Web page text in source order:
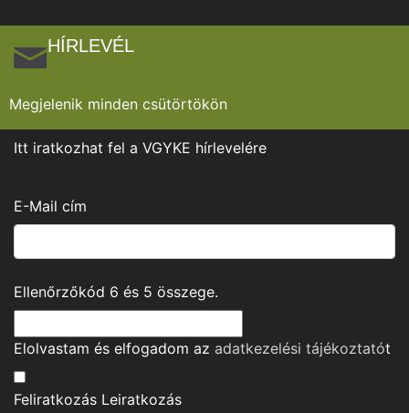
HÍRLEVÉL
Megjelenik minden csütörtökön
Itt iratkozhat fel a VGYKE hírlevelére
E-Mail cím
Ellenőrzőkód 6 és 5 összege.
Elolvastam és elfogadom az adatkezelési tájékoztatót
Feliratkozás Leiratkozás